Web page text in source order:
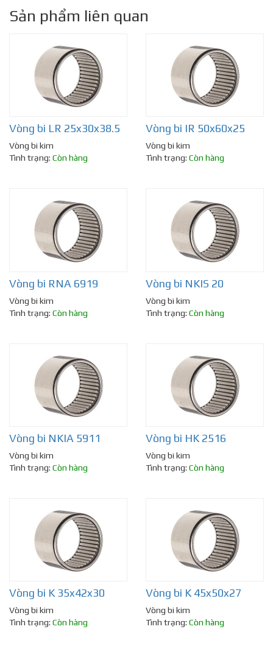
Sản phẩm liên quan
Vòng bi LR 25x30x38.5
Vòng bi kim
Tình trạng: Còn hàng
Vòng bi IR 50x60x25
Vòng bi kim
Tình trạng: Còn hàng
Vòng bi RNA 6919
Vòng bi kim
Tình trạng: Còn hàng
Vòng bi NKIS 20
Vòng bi kim
Tình trạng: Còn hàng
Vòng bi NKIA 5911
Vòng bi kim
Tình trạng: Còn hàng
Vòng bi HK 2516
Vòng bi kim
Tình trạng: Còn hàng
Vòng bi K 35x42x30
Vòng bi kim
Tình trạng: Còn hàng
Vòng bi K 45x50x27
Vòng bi kim
Tình trạng: Còn hàng